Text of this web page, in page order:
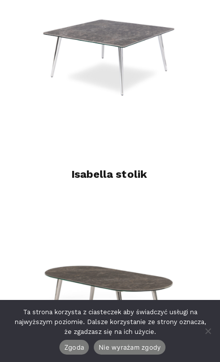
Isabella stolik
Ta strona korzysta z ciasteczek aby świadczyć usługi na
najwyższym poziomie. Dalsze korzystanie ze strony oznacza,
że zgadzasz się na ich użycie.
Zgoda Nie wyrażam zgody